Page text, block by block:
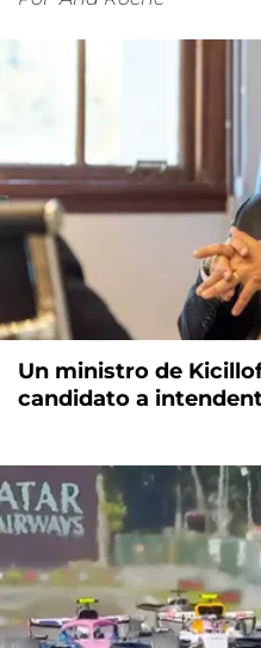
Un ministro de
candidato a